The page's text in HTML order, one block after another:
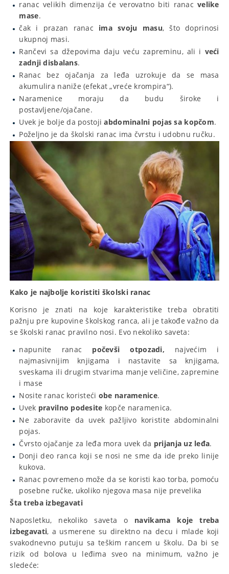
ranac velikih dimenzija će verovatno biti ranacvelike
mase.
čak i prazan ranac ima svoju masu, što doprinosi
ukupnoj masi.
Rančevi sa džepovima daju veću zapreminu, ali i veći
zadnji disbalans.
Ranac bez ojačanja za leđa uzrokuje da se masa
akumulira naniže (efekat „vreće krompira“).
Naramenice moraju da budu široke i
postavljene/ojačane.
Uvek je bolje da postojiabdominalni pojas sa kopčom.
Poželjno je da školski ranac ima čvrstu i udobnu ručku.
Kako je najbolje koristiti školski ranac
Korisno je znati na koje karakteristike treba obratiti
pažnju pre kupovine školskog ranca, ali je takođe važno da
se školski ranac pravilno nosi. Evo nekoliko saveta:
napunite ranac počevši otpozadi, najvećim i
najmasivnijim knjigama i nastavite sa knjigama,
sveskama ili drugim stvarima manje veličine, zapremine
i mase
Nosite ranac koristeći obe naramenice.
Uvek pravilno podesite kopče naramenica.
Ne zaboravite da uvek pažljivo koristite abdominalni
pojas.
Čvrsto ojačanje za leđa mora uvek da prijanja uz leđa.
Donji deo ranca koji se nosi ne sme da ide preko linije
kukova.
Ranac povremeno može da se koristi kao torba, pomoću
posebne ručke, ukoliko njegova masa nije prevelika
Šta treba izbegavati
Naposletku, nekoliko saveta o navikama koje treba
izbegavati, a usmerene su direktno na decu i mlade koji
svakodnevno putuju sa teškim rancem u školu. Da bi se
rizik od bolova u leđima sveo na minimum, važno je
sledeće: